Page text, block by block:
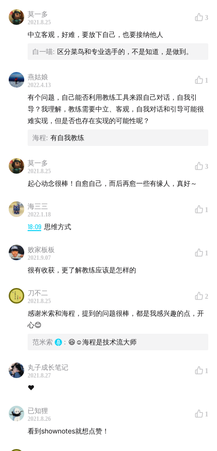
决？
32:23教练是一门科学，又是一门艺术
38:18如何去衡量与把控「教练」结果？
43:29遇到问题比提问问题更棘手，教练该如何应对？
如何判断教练的频次和时长？
55:30老板引入教练，员工误认是老板的窥探
57:13 如何判断是「精神控制」还是「真正的教练」？
58:28以女高管疑参与LEGACY精神控制培训致死事件为
63:26教练联盟的认证流程/相关标准/类型科普
教练发问是否会变成「磨嘴皮子」状态？
83:37教练对工作经验和年龄有限制/要求吗？
「相互教练」与「自我教练」，哪个效果更好？
【材料补充】
莫一多
2021.8.25
3
中立客观，好难，要放下自己，也要接纳他人
白一喵: 区分菜鸟和专业选手的，不是知道，是做到。
燕姑娘
2022.4.13
1
有个问题，自己能否利用教练工具来跟自己对话，自我引
导？我理解，教练需要中立、客观，自我对话和引导可能很
难实现，但是否也存在实现的可能性呢？
海程: 有自我教练
莫一多
2021.8.25
3
起心动念很棒！自愈自己，而后再愈一些有缘人，真好～
海三三
2022.1.18
1
18:09 思维方式
败家板板
2021.9.07
1
很有收获，更了解教练应该是怎样的
刀不二
2021.8.25
2
感谢米索和海程，提到的问题很棒，都是我感兴趣的点，开
心😊
范米索 : 😆☺️海程是技术流大师
丸子成长笔记
2021.8.27
1
❤️
已知狸
2021.8.26
1
看到shownotes就想点赞！